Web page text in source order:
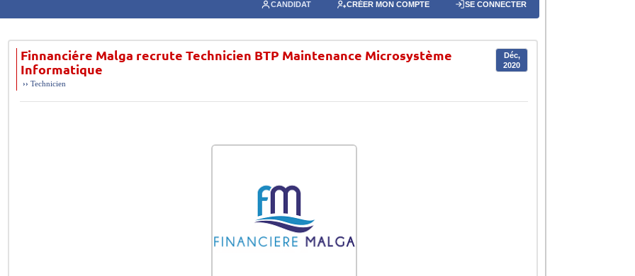
CANDIDAT CRÉER MON COMPTE SE CONNECTER
Finnanciére Malga recrute Technicien BTP Maintenance Microsystème
Informatique
Déc,
2020
›› Technicien